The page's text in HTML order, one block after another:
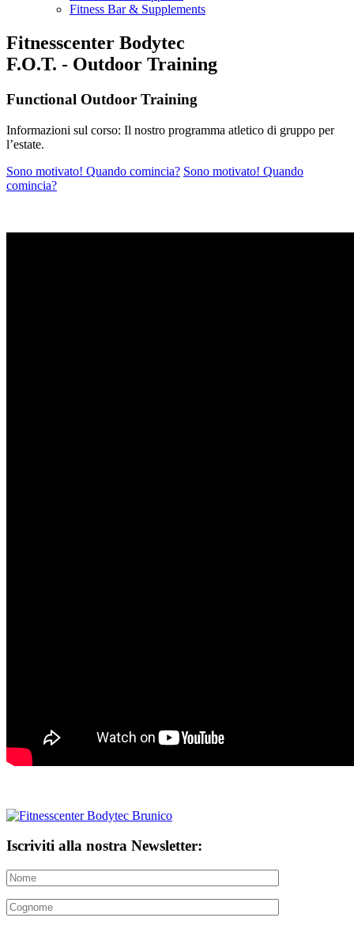
Fitness Bar & Supplements
Fitnesscenter Bodytec
F.O.T. - Outdoor Training
Functional Outdoor Training
Informazioni sul corso: Il nostro programma atletico di gruppo per
l’estate.
Sono motivato! Quando comincia? Sono motivato! Quando
comincia?
Iscriviti alla nostra Newsletter: